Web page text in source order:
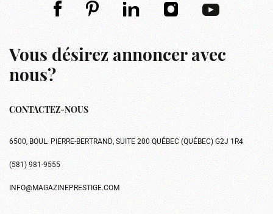
Vous désirez annoncer avec
nous?
CONTACTEZ-NOUS
6500, BOUL. PIERRE-BERTRAND, SUITE 200 QUÉBEC (QUÉBEC) G2J 1R4
(581) 981-9555
INFO@MAGAZINEPRESTIGE.COM